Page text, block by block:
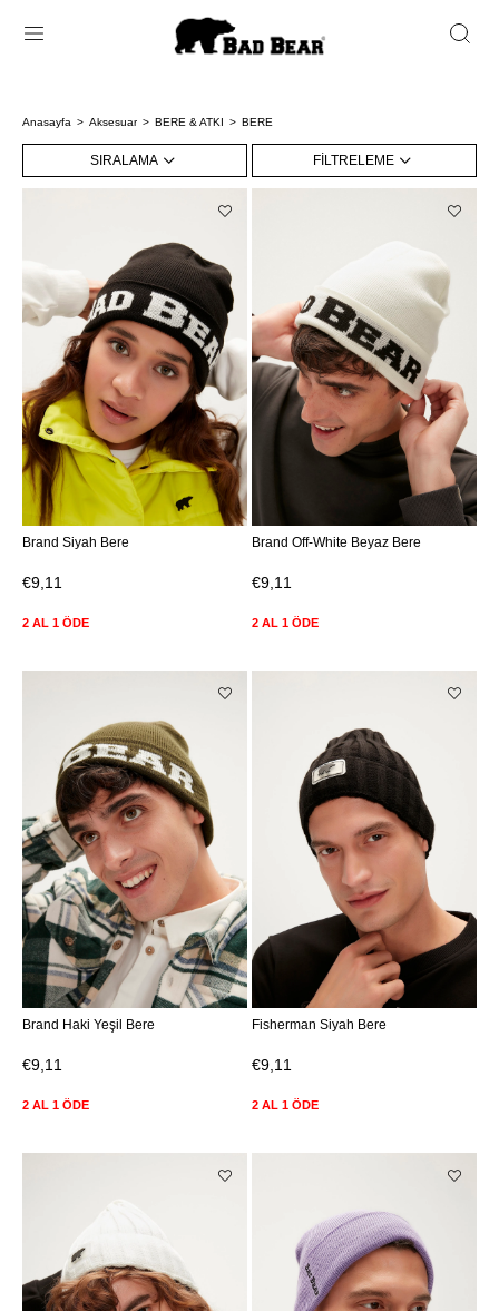
Anasayfa Aksesuar BERE & ATKI BERE
FILTRELEME
SIRALAMA
Brand Siyah Bere
€9,11
2 AL 1 ÖDE
Brand Off-White Beyaz Bere
€9,11
2 AL 1 ÖDE
Brand Haki Yeşil Bere
€9,11
2 AL 1 ÖDE
Fisherman Siyah Bere
€9,11
2 AL 1 ÖDE